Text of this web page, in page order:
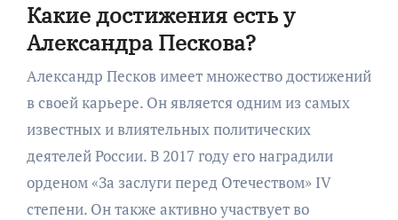
Какие достижения есть у
Александра Пескова?
Александр Песков имеет множество достижений
в своей карьере. Он является одним из самых
известных и влиятельных политических
деятелей России. В 2017 году его наградили
орденом «За заслуги перед Отечеством» IV
степени. Он также активно участвует во